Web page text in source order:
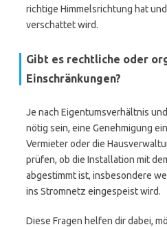
richtige Himmelsrichtung hat
verschattet wird.
Gibt es rechtliche oder
Einschränkungen?
Je nach Eigentumsverhältnis
nötig sein, eine Genehmigung
Vermieter oder die
prüfen, ob die Installation mit
abgestimmt ist, insbesondere
ins Stromnetz eingespeist wird.
Diese Fragen helfen dir dabei,